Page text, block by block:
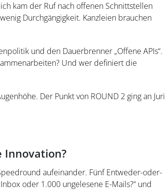
kam der Ruf nach offenen Schnittstellen
Durchgängigkeit. Kanzleien brauchen
und den Dauerbrenner „Offene APIs“.
Und wer definiert die
Der Punkt von ROUND 2 ging an Juri
Innovation?
aufeinander. Fünf Entweder-oder-
oder 1.000 ungelesene E-Mails?“ und